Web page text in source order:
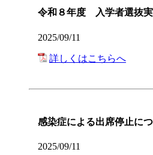
令和８年度 入学者選抜
2025/09/11
詳しくはこちらへ
感染症による出席停止に
2025/09/11